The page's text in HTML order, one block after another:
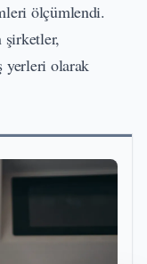
ölçümlendi.
şirketler,
yerleri olarak